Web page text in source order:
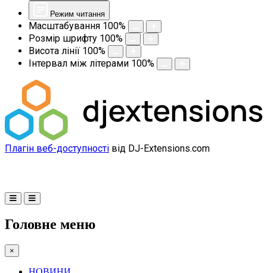
Режим читання
Масштабування 100%
Розмір шрифту 100%
Висота лінії 100%
Інтервал між літерами 100%
Плагін веб-доступності від DJ-Extensions.com
Головне меню
×